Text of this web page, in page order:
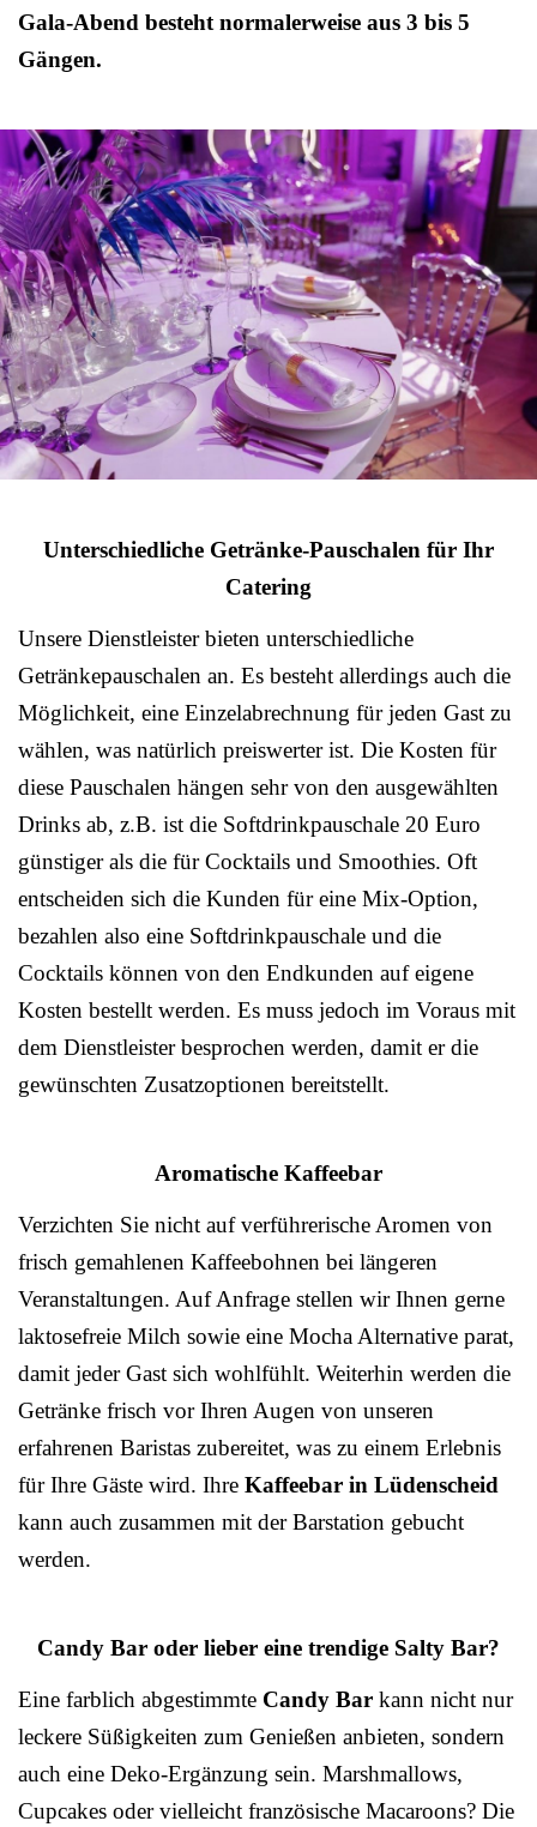
Gala-Abend besteht normalerweise aus 3 bis 5
Gängen.
Unterschiedliche Getränke-Pauschalen für Ihr
Catering
Unsere Dienstleister bieten unterschiedliche
Getränkepauschalen an. Es besteht allerdings auch die
Möglichkeit, eine Einzelabrechnung für jeden Gast zu
wählen, was natürlich preiswerter ist. Die Kosten für
diese Pauschalen hängen sehr von den ausgewählten
Drinks ab, z.B. ist die Softdrinkpauschale 20 Euro
günstiger als die für Cocktails und Smoothies. Oft
entscheiden sich die Kunden für eine Mix-Option,
bezahlen also eine Softdrinkpauschale und die
Cocktails können von den Endkunden auf eigene
Kosten bestellt werden. Es muss jedoch im Voraus mit
dem Dienstleister besprochen werden, damit er die
gewünschten Zusatzoptionen bereitstellt.
Aromatische Kaffeebar
Verzichten Sie nicht auf verführerische Aromen von
frisch gemahlenen Kaffeebohnen bei längeren
Veranstaltungen. Auf Anfrage stellen wir Ihnen gerne
laktosefreie Milch sowie eine Mocha Alternative parat,
damit jeder Gast sich wohlfühlt. Weiterhin werden die
Getränke frisch vor Ihren Augen von unseren
erfahrenen Baristas zubereitet, was zu einem Erlebnis
für Ihre Gäste wird. Ihre Kaffeebar in Lüdenscheid
kann auch zusammen mit der Barstation gebucht
werden.
Candy Bar oder lieber eine trendige Salty Bar?
Eine farblich abgestimmte Candy Bar kann nicht nur
leckere Süßigkeiten zum Genießen anbieten, sondern
auch eine Deko-Ergänzung sein. Marshmallows,
Cupcakes oder vielleicht französische Macaroons? Die